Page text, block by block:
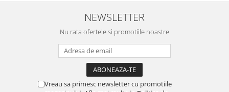
Nu numai ca este rezistenta la
zgarieturi si spargere, ci si
INTARESTEecranul!
Folia avand rezistenta 9H la
zgarieturi, asigura si un aspect
NEWSLETTER
Nu rata ofertele si promotiile noastre
Vreau sa primesc newsletter cu promotiile